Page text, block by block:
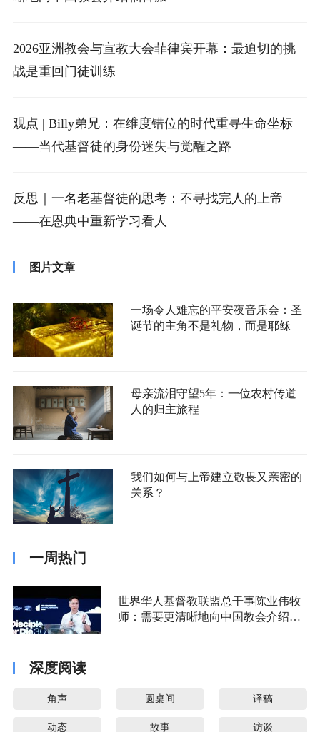
2026亚洲教会与宣教大会菲律宾开幕：最迫切的挑
战是重回门徒训练
观点 | Billy弟兄：在维度错位的时代重寻生命坐标
——当代基督徒的身份迷失与觉醒之路
反思｜一名老基督徒的思考：不寻找完人的上帝
——在恩典中重新学习看人
图片文章
一场令人难忘的平安夜音乐会：圣
诞节的主角不是礼物，而是耶稣
母亲流泪守望5年：一位农村传道
人的归主旅程
我们如何与上帝建立敬畏又亲密的
关系？
一周热门
世界华人基督教联盟总干事陈业伟牧
师：需要更清晰地向中国教会介绍福
深度阅读
角声 圆桌间 译稿
动态 故事 访谈